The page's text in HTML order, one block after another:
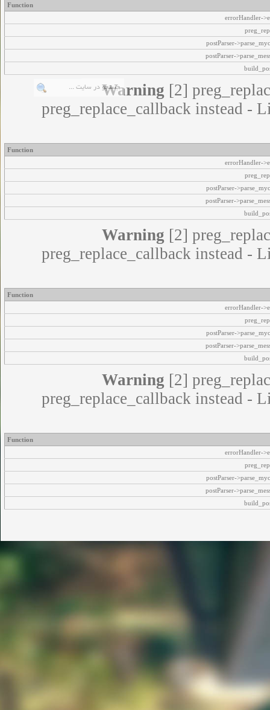
Function
errorHandler-
postParser-
postParser-
Warning [2]
preg_replace_callback instead -
Function
errorHandler-
postParser-
postParser-
Warning [2]
preg_replace_callback instead -
Function
errorHandler-
postParser-
postParser-
Warning [2]
preg_replace_callback instead -
Function
errorHandler-
postParser-
postParser-